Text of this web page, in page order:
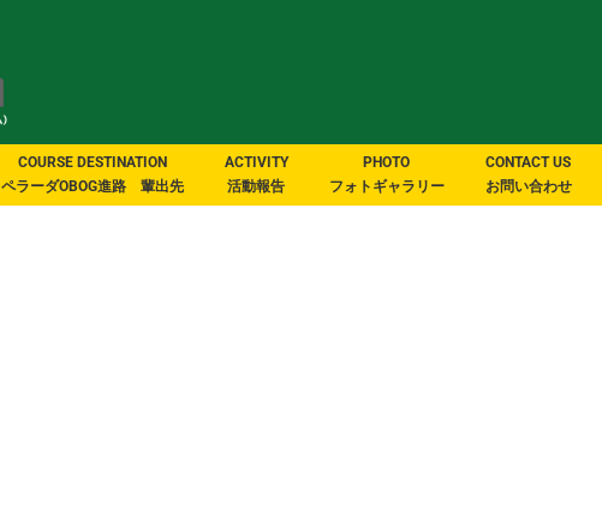
COURSE DESTINATION
ペラーダOBOG進路 輩出先
ACTIVITY
活動報告
PHOTO
フォトギャラリー
CONTACT US
お問い合わせ